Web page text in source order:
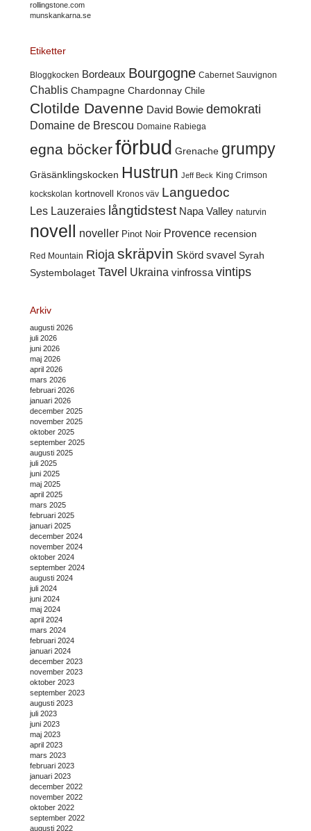
rollingstone.com
munskankarna.se
Etiketter
Bloggkocken Bordeaux Bourgogne Cabernet Sauvignon
Chablis Champagne Chardonnay Chile
Clotilde Davenne David Bowie demokrati
Domaine de Brescou Domaine Rabiega
egna böckerförbud Grenache grumpy
Gräsänklingskocken Hustrun Jeff Beck King Crimson
kockskolan kortnovell Kronos väv Languedoc
Les Lauzeraies långtidstest Napa Valley naturvin
novell noveller Pinot Noir Provence recension
Red Mountain Rioja skräpvin Skörd svavel Syrah
Systembolaget Tavel Ukraina vinfrossa vintips
Arkiv
augusti 2026
juli 2026
juni 2026
maj 2026
april 2026
mars 2026
februari 2026
januari 2026
december 2025
november 2025
oktober 2025
september 2025
augusti 2025
juli 2025
juni 2025
maj 2025
april 2025
mars 2025
februari 2025
januari 2025
december 2024
november 2024
oktober 2024
september 2024
augusti 2024
juli 2024
juni 2024
maj 2024
april 2024
mars 2024
februari 2024
januari 2024
december 2023
november 2023
oktober 2023
september 2023
augusti 2023
juli 2023
juni 2023
maj 2023
april 2023
mars 2023
februari 2023
januari 2023
december 2022
november 2022
oktober 2022
september 2022
augusti 2022